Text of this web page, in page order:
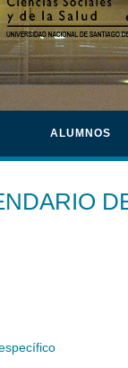
ALUMNOS